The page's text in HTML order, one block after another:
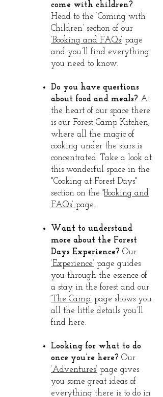
come with children?
Head to the ‘Coming with
Children’ section of our
‘Booking and FAQs’ page
and you’ll find everything
you need to know.
Do you have questions
about food and meals? At
the heart of our space there
is our Forest Camp Kitchen,
where all the magic of
cooking under the stars is
concentrated. Take a look at
this wonderful space in the
"Cooking at Forest Days"
section on the 'Booking and
FAQs’ page.
Want to understand
more about the Forest
Days Experience? Our
‘Experience’ page guides
you through the essence of
a stay in the forest and our
‘The Camp’ page shows you
all the little details you’ll
find here.
Looking for what to do
once you’re here? Our
‘Adventures’ page gives
you some great ideas of
everything there is to do in